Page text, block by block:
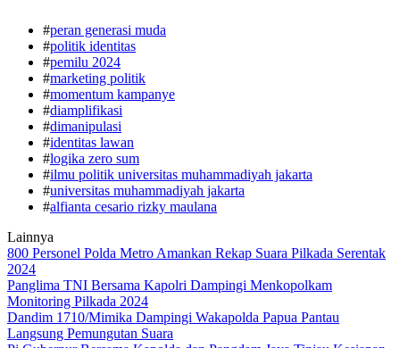
#peran generasi muda
#politik identitas
#pemilu 2024
#marketing politik
#momentum kampanye
#diamplifikasi
#dimanipulasi
#identitas lawan
#logika zero sum
#ilmu politik universitas muhammadiyah jakarta
#universitas muhammadiyah jakarta
#alfianta cesario rizky maulana
Lainnya
800 Personel Polda Metro Amankan Rekap Suara Pilkada Serentak
2024
Panglima TNI Bersama Kapolri Dampingi Menkopolkam
Monitoring Pilkada 2024
Dandim 1710/Mimika Dampingi Wakapolda Papua Pantau
Langsung Pemungutan Suara